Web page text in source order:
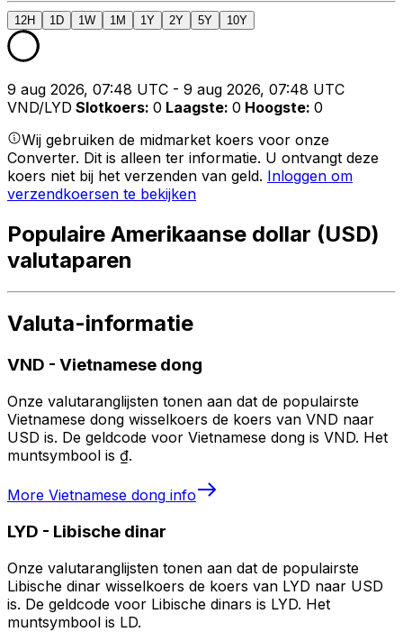
12H 1D 1W 1M 1Y 2Y 5Y 10Y
9 aug 2026, 07:48 UTC - 9 aug 2026, 07:48 UTC
VND/LYD Slotkoers: 0 Laagste: 0 Hoogste: 0
Wij gebruiken de midmarket koers voor onze
Converter. Dit is alleen ter informatie. U ontvangt deze
koers niet bij het verzenden van geld. Inloggen om
verzendkoersen te bekijken
Populaire Amerikaanse dollar (USD)
valutaparen
Valuta-informatie
VND - Vietnamese dong
Onze valutaranglijsten tonen aan dat de populairste
Vietnamese dong wisselkoers de koers van VND naar
USD is. De geldcode voor Vietnamese dong is VND. Het
muntsymbool is ₫.
More Vietnamese dong info
LYD - Libische dinar
Onze valutaranglijsten tonen aan dat de populairste
Libische dinar wisselkoers de koers van LYD naar USD
is. De geldcode voor Libische dinars is LYD. Het
muntsymbool is LD.